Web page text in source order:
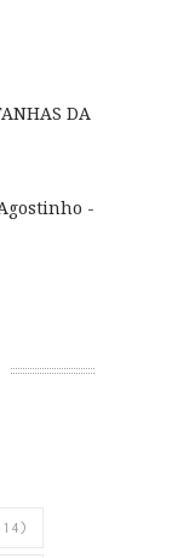
DA
-